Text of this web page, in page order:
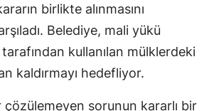
birlikte alınmasını
Belediye, mali yükü
kullanılan mülklerdeki
kaldırmayı hedefliyor.
çözülemeyen sorunun kararlı bir